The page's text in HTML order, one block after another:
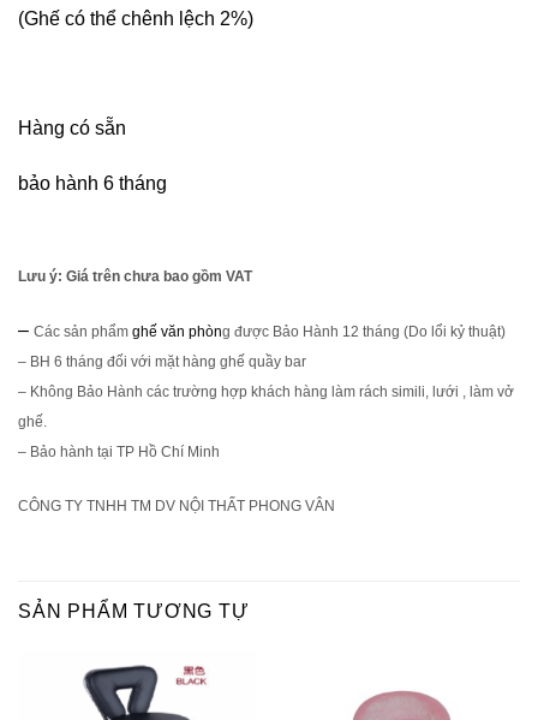
(Ghế có thể chênh lệch 2%)
Hàng có sẵn
bảo hành 6 tháng
Lưu ý: Giá trên chưa bao gồm VAT
– Các sản phẩm ghế văn phòng được Bảo Hành 12 tháng (Do lổi kỷ thuật)
– BH 6 tháng đối với mặt hàng ghế quầy bar
– Không Bảo Hành các trường hợp khách hàng làm rách simili, lưới , làm vở
ghế.
– Bảo hành tại TP Hồ Chí Minh
CÔNG TY TNHH TM DV NỘI THẤT PHONG VÂN
SẢN PHẨM TƯƠNG TỰ